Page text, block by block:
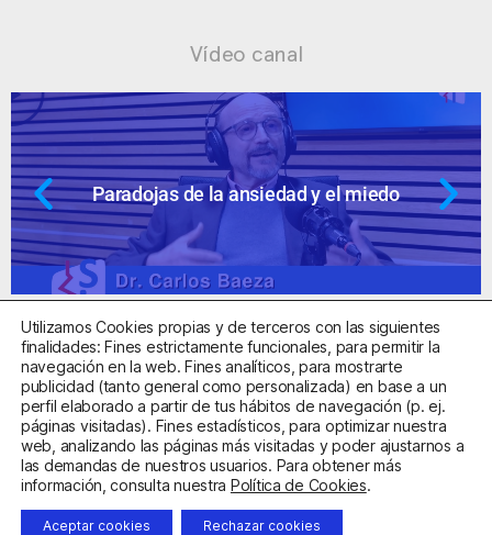
Vídeo canal
y el miedo Ansiedad: supuestos
Centro Sanitario Autorizado con el código E08737002
Aviso LegalPolítica de PrivacidadPolítica de Cookies
Utilizamos Cookies propias y de terceros con las siguientes
finalidades: Fines estrictamente funcionales, para permitir la
navegación en la web. Fines analíticos, para mostrarte
publicidad (tanto general como personalizada) en base a un
perfil elaborado a partir de tus hábitos de navegación (p. ej.
páginas visitadas). Fines estadísticos, para optimizar nuestra
web, analizando las páginas más visitadas y poder ajustarnos a
las demandas de nuestros usuarios. Para obtener más
información, consulta nuestra Política de Cookies.
Aceptar cookies Rechazar cookies